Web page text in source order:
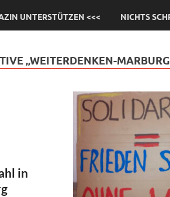
UNTERSTÜTZEN <<< NICHTS
„WEITERDENKEN-
in